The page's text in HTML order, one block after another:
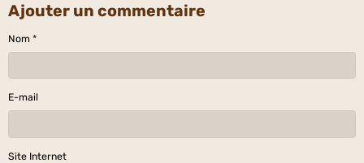
Ajouter un commentaire
Nom
E-mail
Site Internet